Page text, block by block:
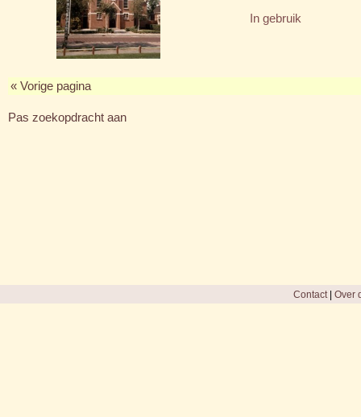
In gebruik
« Vorige pagina
Pas zoekopdracht aan
Contact| Over